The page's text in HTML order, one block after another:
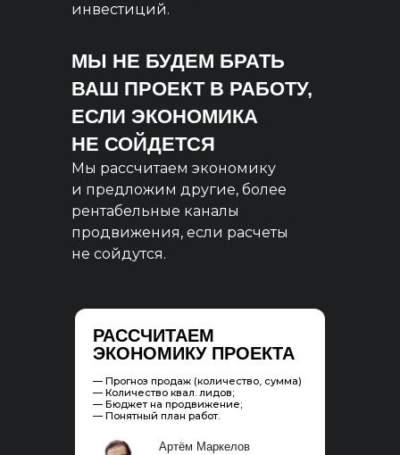
инвестиций.
МЫ НЕ БУДЕМ БРАТЬ
ВАШ ПРОЕКТ В РАБОТУ,
ЕСЛИ ЭКОНОМИКА
НЕ СОЙДЕТСЯ
Мы рассчитаем экономику
и предложим другие, более
рентабельные каналы
продвижения, если расчеты
не сойдутся.
Артём Маркелов
РАССЧИТАЕМ
ЭКОНОМИКУ ПРОЕКТА
— Прогноз продаж (количество, сумма)
— Количество квал. лидов;
— Бюджет на продвижение;
— Понятный план работ.